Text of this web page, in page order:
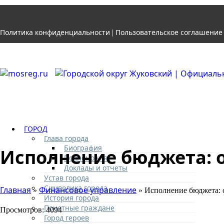
Политика конфиденциальности | Пользовательское соглашение
ГОРОД
Глава города
Биография
Полномочия
Доклады и отчеты
Устав города
Символика города
История города
Почетные граждане
Город героев
Исполнение бюджета:
Главная» Финансовое управление » Исполнение бюджета:
Просмотров: 4094